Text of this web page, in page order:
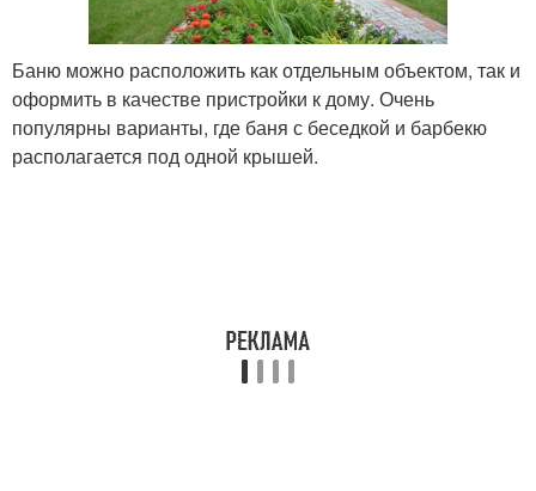
Баню можно расположить как отдельным объектом, так и
оформить в качестве пристройки к дому. Очень
популярны варианты, где баня с беседкой и барбекю
располагается под одной крышей.